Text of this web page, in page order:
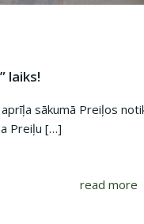
laiks!
sākumā Preiļos
Preiļu […]
read more